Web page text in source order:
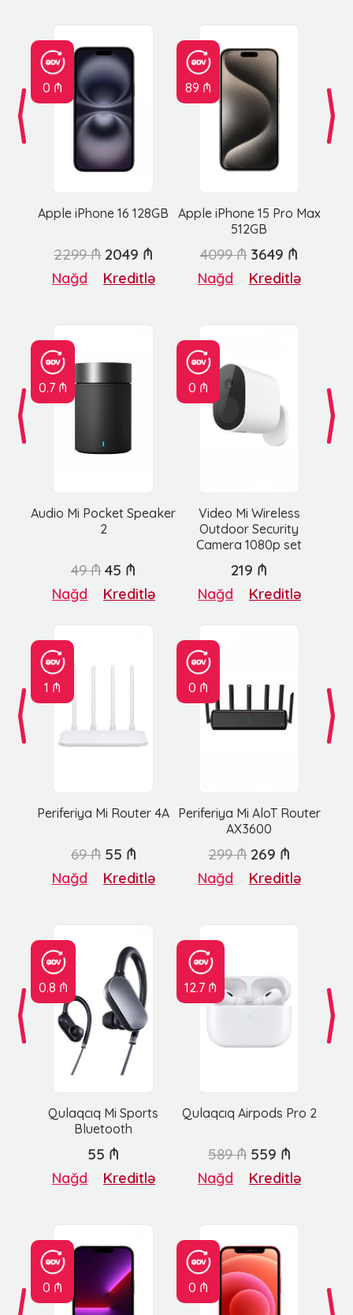
0 ₼
Apple iPhone 16 128GB
89 ₼
Apple iPhone 15 Pro Max
512GB
2299 ₼ 2049 ₼
Nağd Kreditlə
4099 ₼ 3649 ₼
Nağd Kreditlə
0.7 ₼
Audio Mi Pocket Speaker
2
0 ₼
Video Mi Wireless
Outdoor Security
Camera 1080p set
49 ₼ 45 ₼
Nağd Kreditlə
219 ₼
Nağd Kreditlə
1 ₼
Periferiya Mi Router 4A
0 ₼
Periferiya Mi AloT Router
AX3600
69 ₼ 55 ₼
Nağd Kreditlə
299 ₼ 269 ₼
Nağd Kreditlə
0.8 ₼
Qulaqcıq Mi Sports
Bluetooth
12.7 ₼
Qulaqcıq Airpods Pro 2
55 ₼
Nağd Kreditlə
589 ₼ 559 ₼
Nağd Kreditlə
0 ₼ 0 ₼